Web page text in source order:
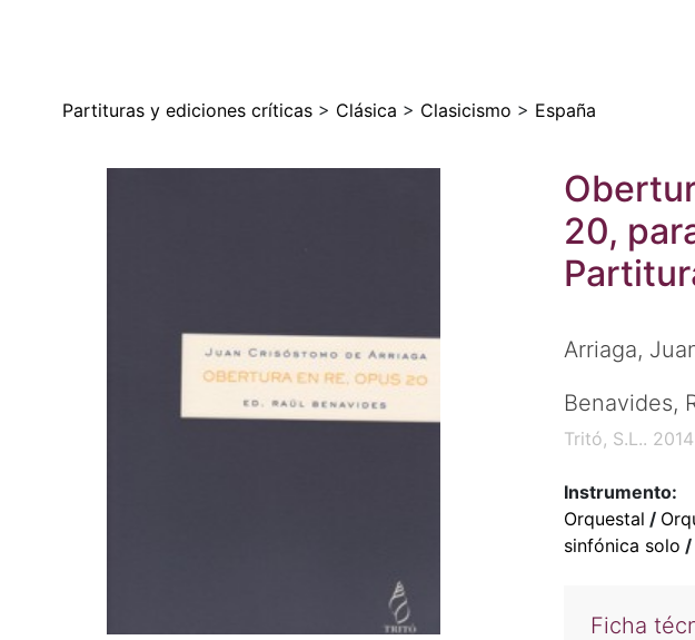
Partituras y ediciones críticas > Clásica > Clasicismo > España
20,
Arriaga,
Benavides,
Tritó, S.L.. 2014
Instrumento:
Orquestal /
sinfónica solo /
Ficha